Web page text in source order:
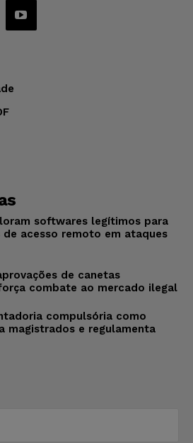
softwares legítimos para
acesso remoto em ataques
de canetas
combate ao mercado ilegal
compulsória como
magistrados e regulamenta